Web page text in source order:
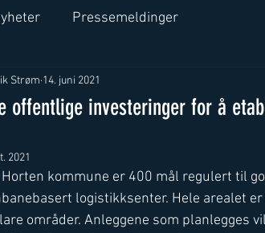
Pressemeldinger
offentlige investeringer for å
Strøm 14. juni 2021
2021
Horten kommune er 400 mål regulert til
logistikksenter. Hele arealet
områder. Anleggene som planlegges